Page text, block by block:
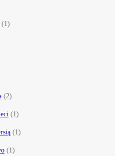
(1)
(2)
(1)
(1)
(1)